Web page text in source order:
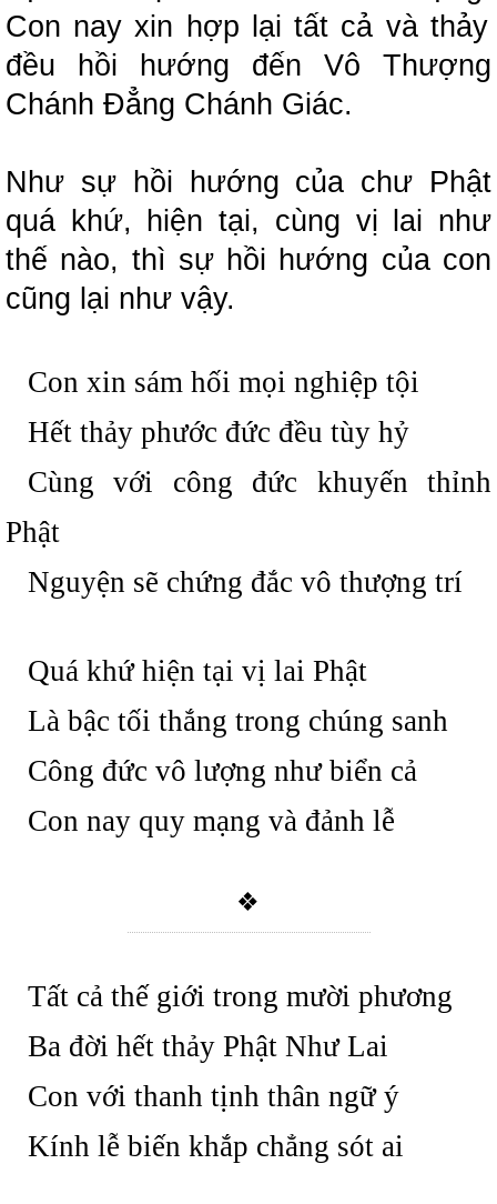
Con nay xin hợp lại tất cả và thảy
đều hồi hướng đến Vô Thượng
Chánh Đẳng Chánh Giác.
Như sự hồi hướng của chư Phật
quá khứ, hiện tại, cùng vị lai như
thế nào, thì sự hồi hướng của con
cũng lại như vậy.
Con xin sám hối mọi nghiệp tội
Hết thảy phước đức đều tùy hỷ
Cùng với công đức khuyến thỉnh
Phật
Nguyện sẽ chứng đắc vô thượng trí
Quá khứ hiện tại vị lai Phật
Là bậc tối thắng trong chúng sanh
Công đức vô lượng như biển cả
Con nay quy mạng và đảnh lễ
❖
Tất cả thế giới trong mười phương
Ba đời hết thảy Phật Như Lai
Con với thanh tịnh thân ngữ ý
Kính lễ biến khắp chẳng sót ai